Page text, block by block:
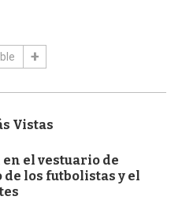
Vistas
el vestuario de
los futbolistas y el